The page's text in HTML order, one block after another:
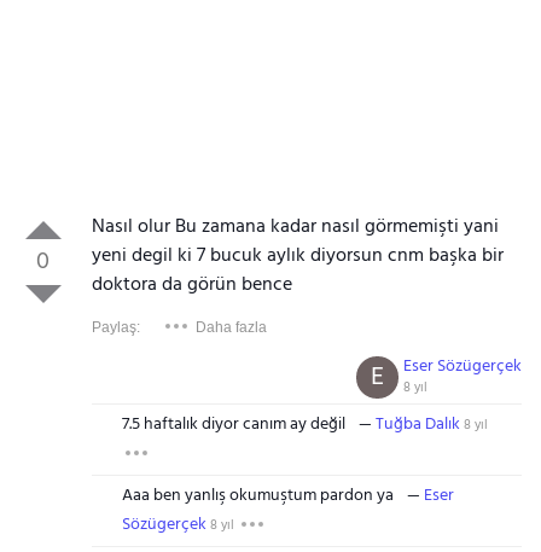
0
Nasıl olur Bu zamana kadar nasıl görmemişti yani
yeni degil ki 7 bucuk aylık diyorsun cnm başka bir
doktora da görün bence
Paylaş: Daha fazla
Eser Sözügerçek
8 yıl
E
7.5 haftalık diyor canım ay değil Tuğba Dalık 8 yıl
Aaa ben yanlış okumuştum pardon ya
Eser
Sözügerçek 8 yıl